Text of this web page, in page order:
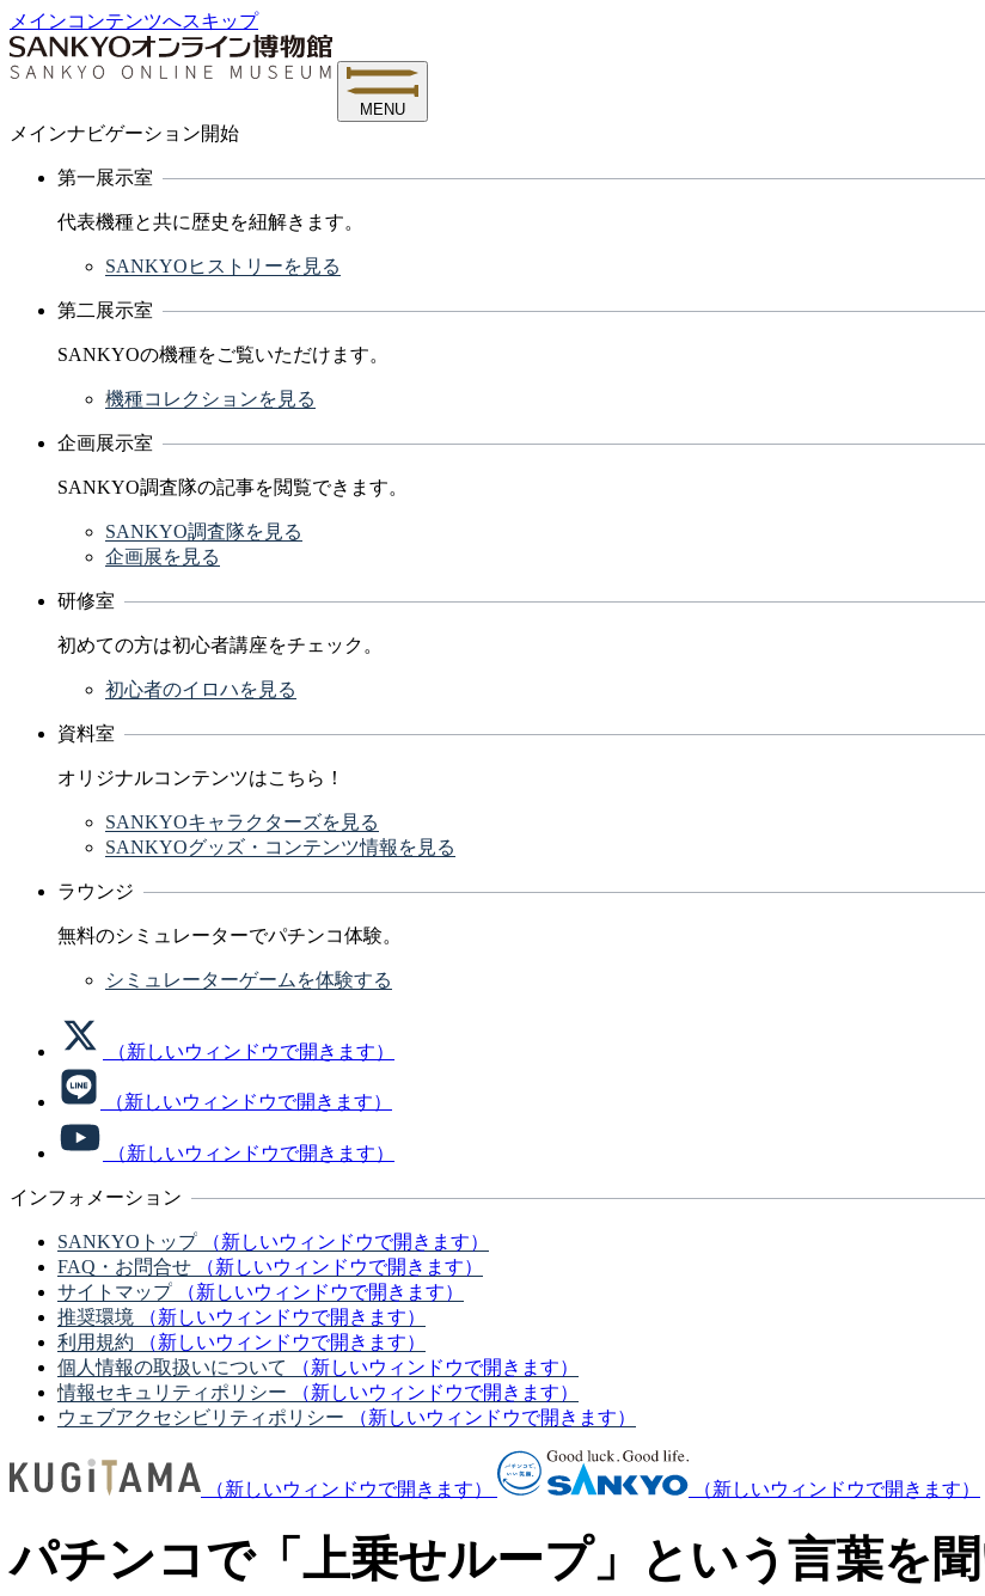
メインコンテンツへスキップ
MENU
メインナビゲーション開始
第一展示室
代表機種と共に歴史を紐解きます。
SANKYOヒストリーを見る
第二展示室
SANKYOの機種をご覧いただけます。
機種コレクションを見る
企画展示室
SANKYO調査隊の記事を閲覧できます。
SANKYO調査隊を見る
企画展を見る
研修室
初めての方は初心者講座をチェック。
初心者のイロハを見る
資料室
オリジナルコンテンツはこちら！
SANKYOキャラクターズを見る
SANKYOグッズ・コンテンツ情報を見る
ラウンジ
無料のシミュレーターでパチンコ体験。
シミュレーターゲームを体験する
（新しいウィンドウで開きます）
（新しいウィンドウで開きます）
（新しいウィンドウで開きます）
インフォメーション
SANKYOトップ
（新しいウィンドウで開きます）
FAQ・お問合せ
（新しいウィンドウで開きます）
サイトマップ
（新しいウィンドウで開きます）
推奨環境
（新しいウィンドウで開きます）
利用規約
（新しいウィンドウで開きます）
個人情報の取扱いについて
（新しいウィンドウで開きます）
情報セキュリティポリシー
（新しいウィンドウで開きます）
ウェブアクセシビリティポリシー
（新しいウィンドウで開きます）
（新しいウィンドウで開きます） （新しいウィンドウで開きます）
パチンコで「上乗せループ」という言葉を